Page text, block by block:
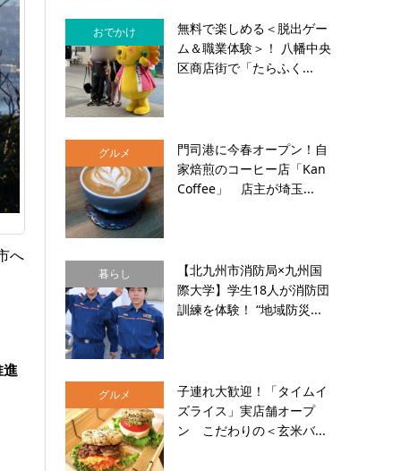
へ
おでかけ
無料で楽しめる＜脱出ゲー
ム＆職業体験＞！ 八幡中央
区商店街で「たらふく...
グルメ
門司港に今春オープン！自
家焙煎のコーヒー店「Kan
Coffee」 店主が埼玉...
暮らし
【北九州市消防局×九州国
際大学】学生18人が消防団
訓練を体験！ “地域防災...
グルメ
子連れ大歓迎！「タイムイ
ズライス」実店舗オープ
ン こだわりの＜玄米バ...